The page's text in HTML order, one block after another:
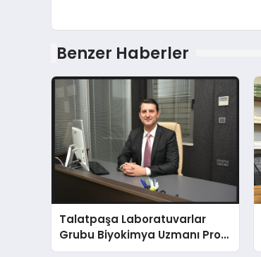
Benzer Haberler
Talatpaşa Laboratuvarlar
Grubu Biyokimya Uzmanı Prof.
Dr. Ahmet Var